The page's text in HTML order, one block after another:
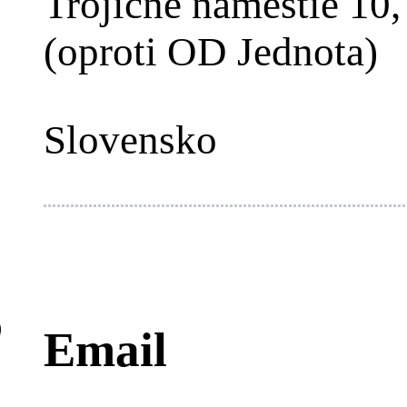
(oproti OD Jednota)
Slovensko
Email